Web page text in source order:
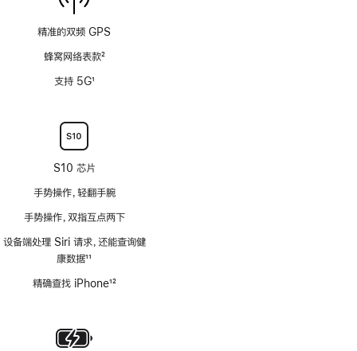
精准的双频 GPS
蜂窝网络表款2
支持 5G1
S10 芯片
手势操作，轻翻手腕
手势操作，双指互点两下
设备端处理 Siri 请求，还能查询健
康数据11
精确查找 iPhone12